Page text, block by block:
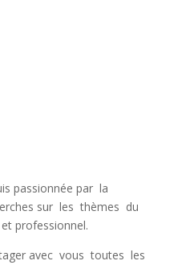
passionnée par la
sur les thèmes du
professionnel.
avec vous toutes les